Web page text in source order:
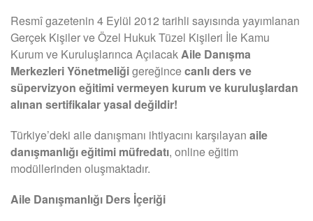
Resmî gazetenin 4 Eylül 2012 tarihli sayısında yayımlanan
Gerçek Kişiler ve Özel Hukuk Tüzel Kişileri İle Kamu
Kurum ve Kuruluşlarınca AçılacakAile Danışma
Merkezleri Yönetmeliğigereğincecanlı ders ve
süpervizyon eğitimi vermeyen kurum ve kuruluşlardan
alınan sertifikalar yasal değildir!
Türkiye’deki aile danışmanı ihtiyacını karşılayan aile
danışmanlığı eğitimi müfredatı, online eğitim
modüllerinden oluşmaktadır.
Aile Danışmanlığı Ders İçeriği